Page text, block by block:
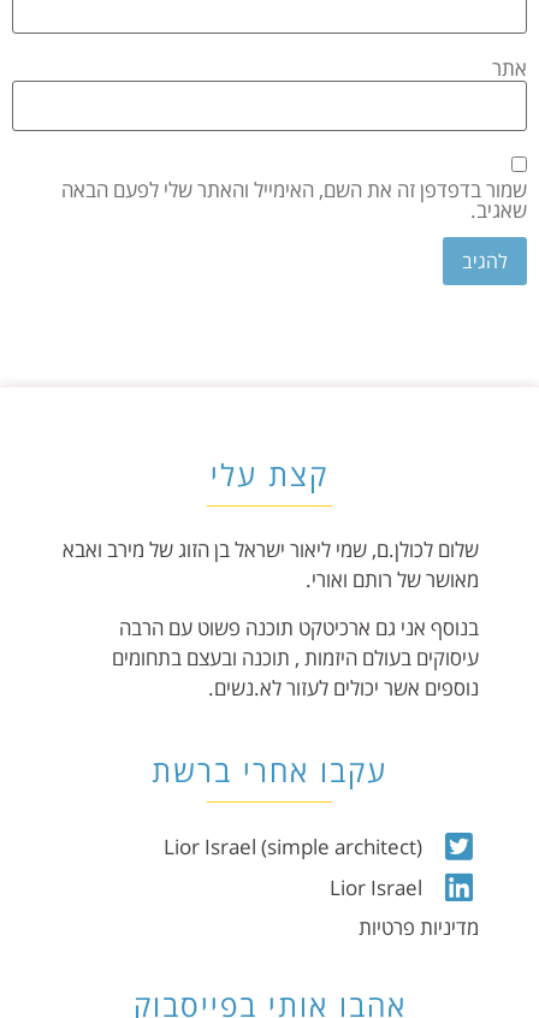
אתר
שמור בדפדפן זה את השם, האימייל והאתר שלי לפעם הבאה
שאגיב.
קצת עלי
שלום לכולן.ם, שמי ליאור ישראל בן הזוג של מירב ואבא
מאושר של רותם ואורי.
בנוסף אני גם ארכיטקט תוכנה פשוט עם הרבה
עיסוקים בעולם היזמות , תוכנה ובעצם בתחומים
נוספים אשר יכולים לעזור לא.נשים.
עקבו אחרי ברשת
Lior Israel (simple architect)
Lior Israel
מדיניות פרטיות
אהבו אותי בפייסבוק